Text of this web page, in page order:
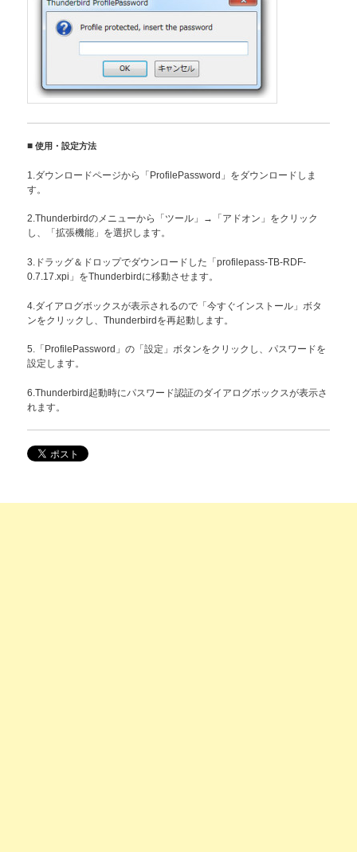
■使用・設定方法
1.ダウンロードページから「ProfilePassword」をダウンロードしま
す。
2.Thunderbirdのメニューから「ツール」→「アドオン」をクリック
し、「拡張機能」を選択します。
3.ドラッグ＆ドロップでダウンロードした「profilepass-TB-RDF-
0.7.17.xpi」をThunderbirdに移動させます。
4.ダイアログボックスが表示されるので「今すぐインストール」ボタ
ンをクリックし、Thunderbirdを再起動します。
5.「ProfilePassword」の「設定」ボタンをクリックし、パスワードを
設定します。
6.Thunderbird起動時にパスワード認証のダイアログボックスが表示さ
れます。